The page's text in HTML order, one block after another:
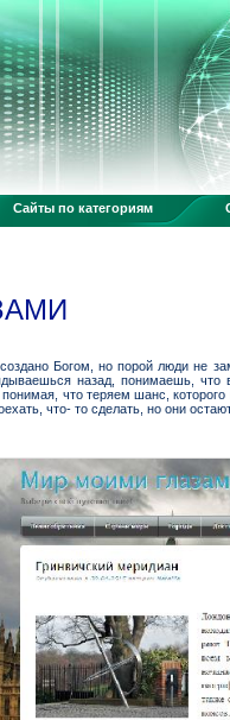
Сайты по категориям
Богом, но порой люди не
назад, понимаешь,
что теряем шанс,
что- то сделать, но они